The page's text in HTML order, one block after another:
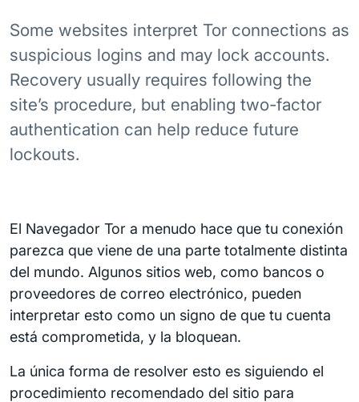
Some websites interpret Tor connections as
suspicious logins and may lock accounts.
Recovery usually requires following the
site’s procedure, but enabling two-factor
authentication can help reduce future
lockouts.
El Navegador Tor a menudo hace que tu conexión
parezca que viene de una parte totalmente distinta
del mundo. Algunos sitios web, como bancos o
proveedores de correo electrónico, pueden
interpretar esto como un signo de que tu cuenta
está comprometida, y la bloquean.
La única forma de resolver esto es siguiendo el
procedimiento recomendado del sitio para